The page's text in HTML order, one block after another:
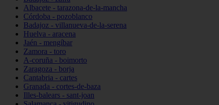
Albacete - tarazona-de-la-mancha
Córdoba - pozoblanco
Badajoz - villanueva-de-la-serena
Huelva - aracena
Jaén - mengíbar
Zamora - toro
A-coruña - boimorto
Zaragoza - borja
Cantabria - cartes
Granada - cortes-de-baza
Illes-balears - sant-joan